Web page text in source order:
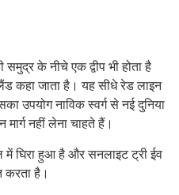
के नीचे एक द्वीप भी होता है
कहा जाता है। यह सीधे रेड लाइन
उपयोग नाविक स्वर्ग से नई दुनिया
नहीं लेना चाहते हैं।
घिरा हुआ है और सनलाइट ट्री ईव
करता है।